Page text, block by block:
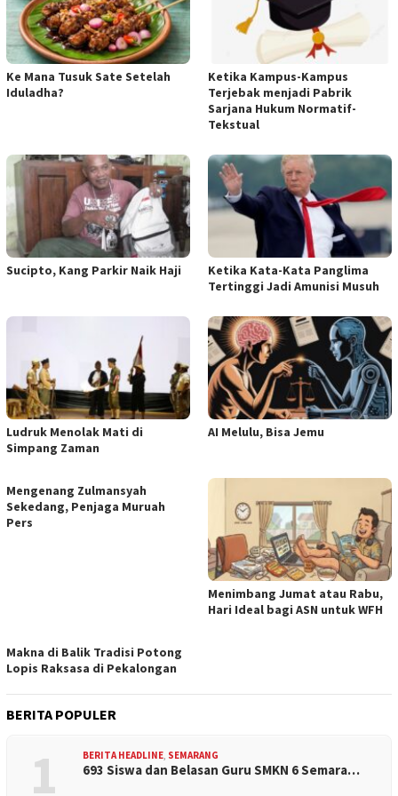
Ke Mana Tusuk Sate Setelah
Iduladha?
Ketika Kampus-Kampus
Terjebak menjadi Pabrik
Sarjana Hukum Normatif-
Tekstual
Sucipto, Kang Parkir Naik Haji
Ketika Kata-Kata Panglima
Tertinggi Jadi Amunisi Musuh
Ludruk Menolak Mati di
Simpang Zaman
AI Melulu, Bisa Jemu
Mengenang Zulmansyah
Sekedang, Penjaga Muruah
Pers
Menimbang Jumat atau Rabu,
Hari Ideal bagi ASN untuk WFH
Makna di Balik Tradisi Potong
Lopis Raksasa di Pekalongan
BERITA POPULER
1 BERITA HEADLINE, SEMARANG
693 Siswa dan Belasan Guru SMKN 6 Semara…